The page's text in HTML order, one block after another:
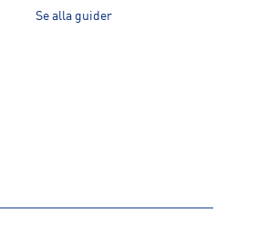
Se alla guider